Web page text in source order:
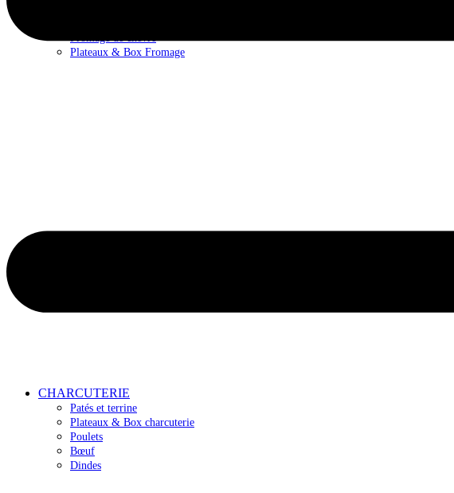
Fromage de chèvre
Plateaux & Box Fromage
CHARCUTERIE
Patés et terrine
Plateaux & Box charcuterie
Poulets
Bœuf
Dindes